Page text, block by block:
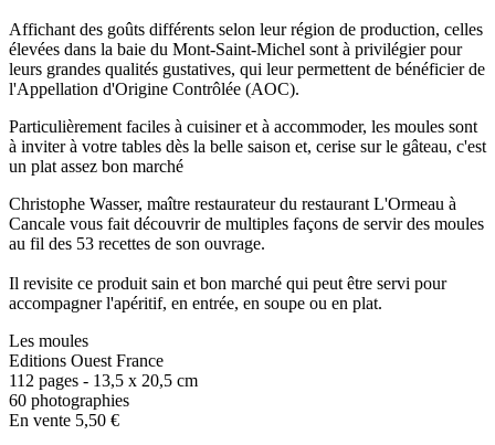
Affichant des goûts différents selon leur région de production, celles
élevées dans la baie du Mont-Saint-Michel sont à privilégier pour
leurs grandes qualités gustatives, qui leur permettent de bénéficier de
l'Appellation d'Origine Contrôlée (AOC).
Particulièrement faciles à cuisiner et à accommoder, les moules sont
à inviter à votre tables dès la belle saison et, cerise sur le gâteau, c'est
un plat assez bon marché
Christophe Wasser, maître restaurateur du restaurant L'Ormeau à
Cancale vous fait découvrir de multiples façons de servir des moules
au fil des 53 recettes de son ouvrage.
Il revisite ce produit sain et bon marché qui peut être servi pour
accompagner l'apéritif, en entrée, en soupe ou en plat.
Les moules
Editions Ouest France
112 pages - 13,5 x 20,5 cm
60 photographies
En vente 5,50 €